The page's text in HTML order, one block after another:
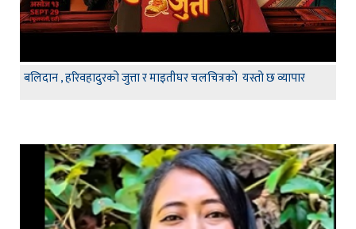
बलिदान , हरिवहादुरको जुत्ता र माइतीघर चलचित्रको यस्तो छ व्यापार